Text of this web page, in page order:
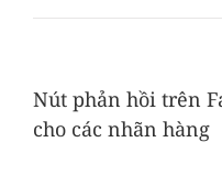
Nút phản hồi trên
cho các nhãn hàng